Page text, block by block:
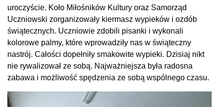
uroczyście. Koło Miłośników Kultury oraz Samorząd
Uczniowski zorganizowały kiermasz wypieków i ozdób
świątecznych. Uczniowie zdobili pisanki i wykonali
kolorowe palmy, które wprowadziły nas w świąteczny
nastrój. Całości dopełniły smakowite wypieki. Dzisiaj nikt
nie rywalizował ze sobą. Najważniejsza była radosna
zabawa i możliwość spędzenia ze sobą wspólnego czasu.